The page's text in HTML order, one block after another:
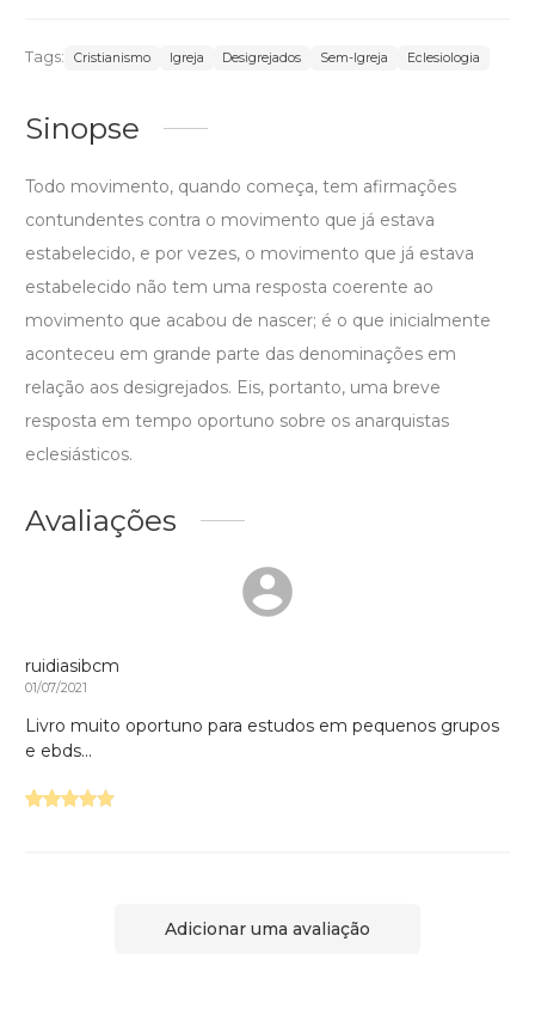
Tags: Cristianismo Igreja Desigrejados Sem-Igreja Eclesiologia
Sinopse
Todo movimento, quando começa, tem afirmações
contundentes contra o movimento que já estava
estabelecido, e por vezes, o movimento que já estava
estabelecido não tem uma resposta coerente ao
movimento que acabou de nascer; é o que inicialmente
aconteceu em grande parte das denominações em
relação aos desigrejados. Eis, portanto, uma breve
resposta em tempo oportuno sobre os anarquistas
eclesiásticos.
Avaliações
ruidiasibcm
01/07/2021
Livro muito oportuno para estudos em pequenos grupos
e ebds...
Adicionar uma avaliação